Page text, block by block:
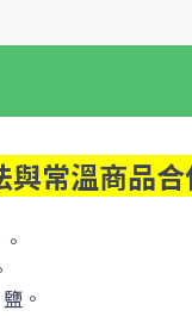
常溫商品
。